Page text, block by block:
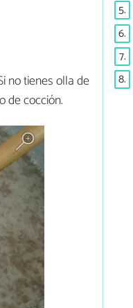
no tienes olla de
de cocción.
5.
6.
7.
8.